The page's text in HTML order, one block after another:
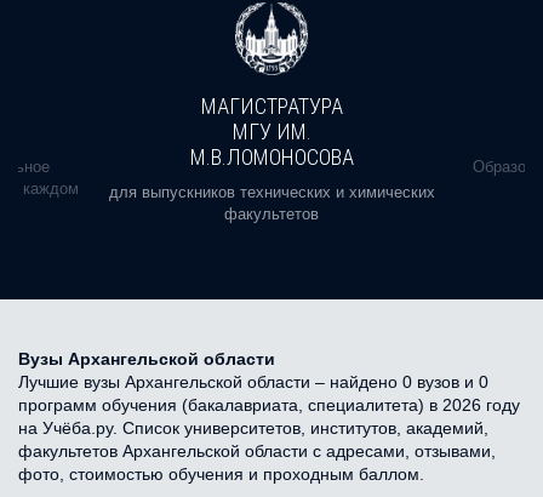
в каждом
МАГИСТРАТУРА
МГУ ИМ.
М.В.ЛОМОНОСОВА
для выпускников технических и химических
факультетов
Вузы Архангельской области
Лучшие вузы Архангельской области – найдено 0 вузов и 0
программ обучения (бакалавриата, специалитета) в 2026 году
на Учёба.ру. Список университетов, институтов, академий,
факультетов Архангельской области с адресами, отзывами,
фото, стоимостью обучения и проходным баллом.